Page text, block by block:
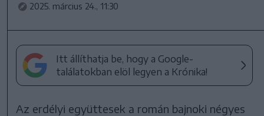
2025. március 24., 11:30
Itt állíthatja be, hogy a Google-
találatokban elöl legyen a Krónika!
Az erdélyi együttesek a román bajnoki négyes